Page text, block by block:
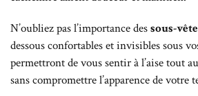
N’oubliez pas l’importance dessous-
dessous confortables et invisibles sous
permettront de vous sentir à l’aise tout
sans compromettre l’apparence de votre